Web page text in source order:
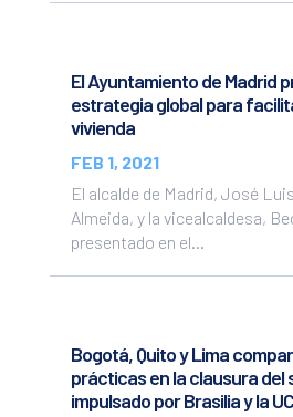
El Ayuntamiento de Madrid
estrategia global para
vivienda
FEB 1, 2021
El alcalde de Madrid, José
Almeida, y la vicealcaldesa,
presentado en el...
Bogotá, Quito y Lima
prácticas en la clausura del
impulsado por Brasilia y la